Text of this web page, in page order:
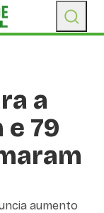
a
e 79
aumento